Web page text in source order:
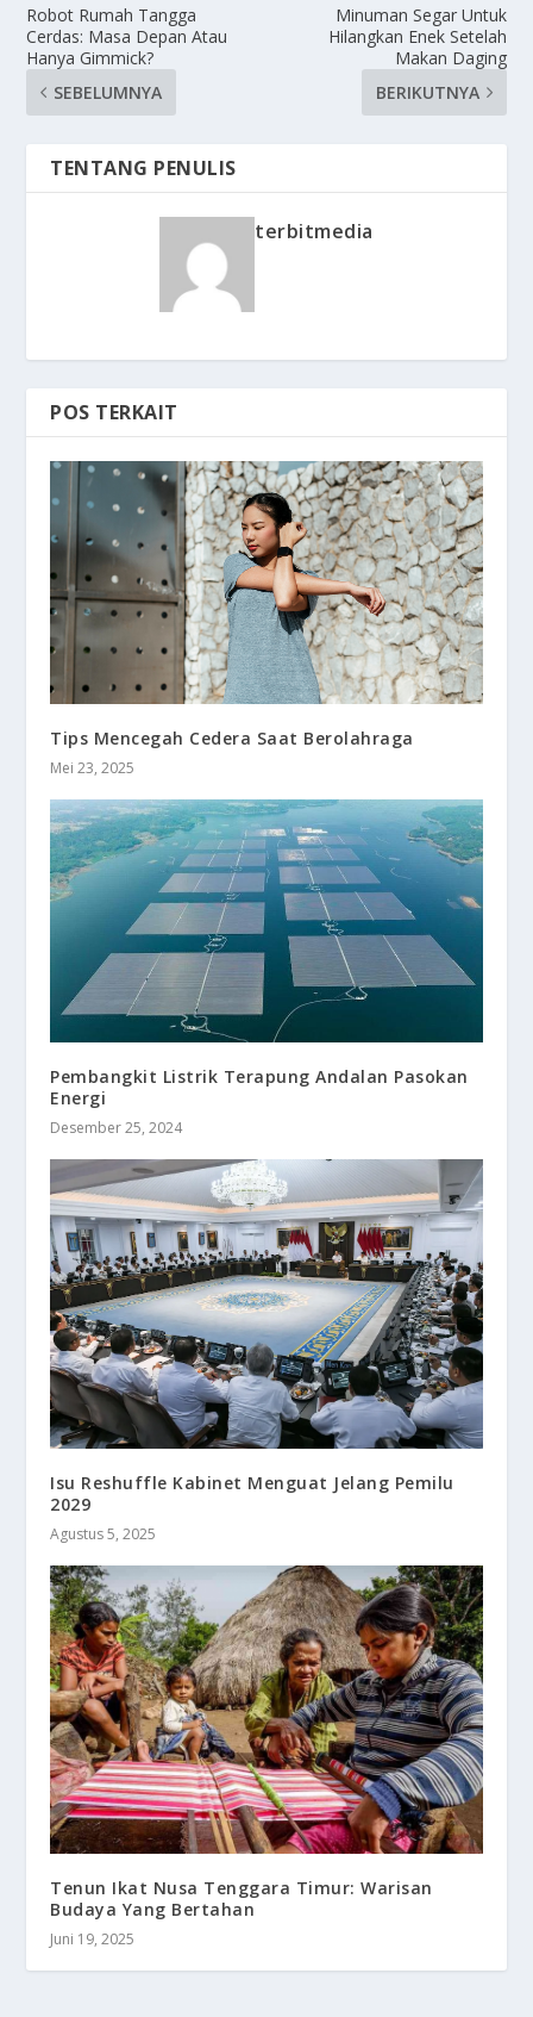
Robot Rumah Tangga
Cerdas: Masa Depan Atau
Hanya Gimmick?
SEBELUMNYA
Minuman Segar Untuk
Hilangkan Enek Setelah
Makan Daging
BERIKUTNYA
TENTANG PENULIS
terbitmedia
POS TERKAIT
Tips Mencegah Cedera Saat Berolahraga
Mei 23, 2025
Pembangkit Listrik Terapung Andalan Pasokan
Energi
Desember 25, 2024
Isu Reshuffle Kabinet Menguat Jelang Pemilu
2029
Agustus 5, 2025
Tenun Ikat Nusa Tenggara Timur: Warisan
Budaya Yang Bertahan
Juni 19, 2025